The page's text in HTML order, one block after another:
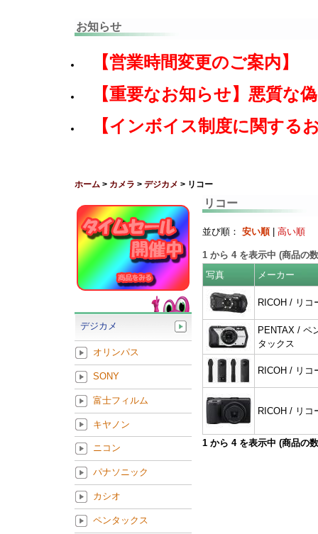
お知らせ
【営業時間変更のご案内】
【重要なお知らせ】悪質な
【インボイス制度に関する
ホーム > カメラ > デジカメ > リコー
リコー
並び順： 安い順| 高い順
1 から 4を表示中 (商品の
写真
メーカー
RICOH / リコ
PENTAX / ペ
タックス
RICOH / リコ
RICOH / リコ
1 から 4を表示中 (商品の
デジカメ
オリンパス
SONY
富士フィルム
キヤノン
ニコン
パナソニック
カシオ
ペンタックス